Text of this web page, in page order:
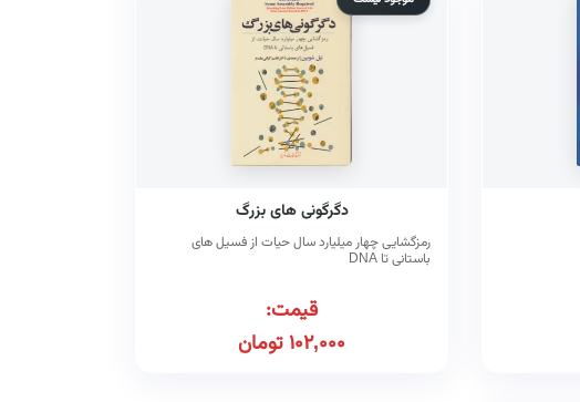
دگرگونی های بزرگ
رمزگشایی چهار میلیارد سال حیات از فسیل های
باستانی تا DNA
قیمت:
102,000تومان